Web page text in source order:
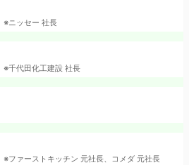
※ニッセー 社長
※千代田化工建設 社長
※ファーストキッチン 元社長、コメダ 元社長